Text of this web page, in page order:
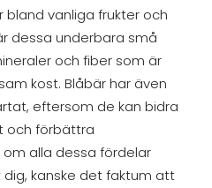
vanliga frukter och
dessa underbara små
och fiber som är
kost. Blåbär har även
eftersom de kan bidra
och förbättra
alla dessa fördelar
kanske det faktum att